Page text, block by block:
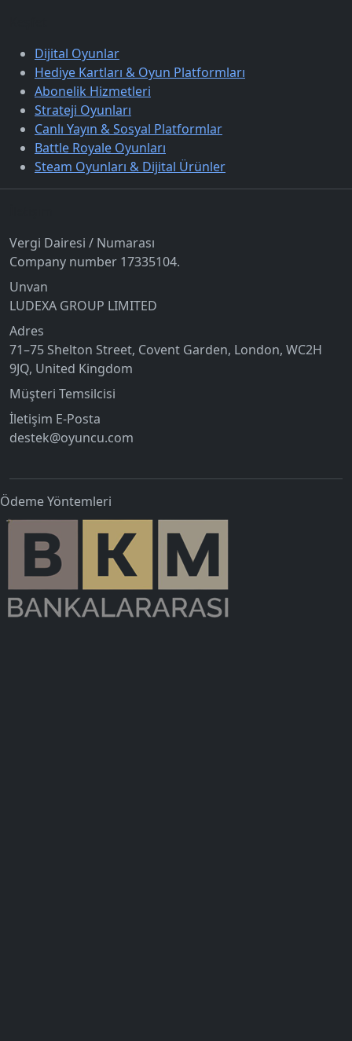
Dijital Oyunlar
Hediye Kartları & Oyun Platformları
Abonelik Hizmetleri
Strateji Oyunları
Canlı Yayın & Sosyal Platformlar
Battle Royale Oyunları
Steam Oyunları & Dijital Ürünler
Vergi Dairesi / Numarası
Company number 17335104.
Unvan
LUDEXA GROUP LIMITED
Adres
71–75 Shelton Street, Covent Garden, London, WC2H
9JQ, United Kingdom
Müşteri Temsilcisi
İletişim E-Posta
destek@oyuncu.com
Ödeme Yöntemleri